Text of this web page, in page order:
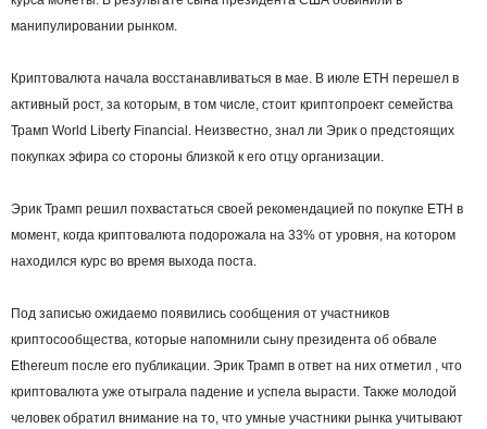
манипулировании рынком.
Криптовалюта начала восстанавливаться в мае. В июле ETH перешел в
активный рост, за которым, в том числе, стоит криптопроект семейства
Трамп World Liberty Financial. Неизвестно, знал ли Эрик о предстоящих
покупках эфира со стороны близкой к его отцу организации.
Эрик Трамп решил похвастаться своей рекомендацией по покупке ETH в
момент, когда криптовалюта подорожала на 33% от уровня, на котором
находился курс во время выхода поста.
Под записью ожидаемо появились сообщения от участников
криптосообщества, которые напомнили сыну президента об обвале
Ethereum после его публикации. Эрик Трамп в ответ на них отметил , что
криптовалюта уже отыграла падение и успела вырасти. Также молодой
человек обратил внимание на то, что умные участники рынка учитывают